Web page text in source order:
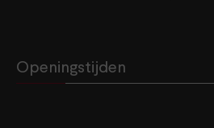
Openingstijden